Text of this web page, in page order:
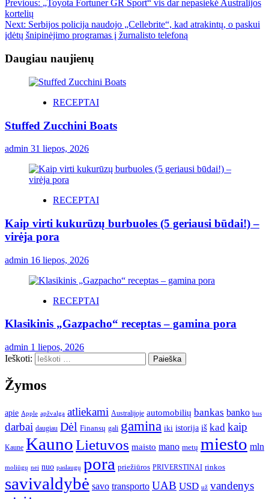
Previous: „Toyota Fortuner GR Sport“ vis dar nepasiekė Australijos
kortelių
Next: Serbijos policija naudojo „Cellebrite“, kad atrakintų, o paskui
įdėtų šnipinėjimo programas į žurnalisto telefoną
Daugiau naujienų
RECEPTAI
Stuffed Zucchini Boats
admin 31 liepos, 2026
RECEPTAI
Kaip virti kukurūzų burbuoles (5 geriausi būdai!) –
virėja pora
admin 16 liepos, 2026
RECEPTAI
Klasikinis „Gazpacho“ receptas – gamina pora
admin 1 liepos, 2026
Ieškoti:
Žymos
apie Apple apžvalga atliekami Australijoje automobilių bankas banko bus
darbai daugiau Dėl Finansų gali gamina iki istorija iš kad kaip
Kaune KaunoLietuvos maisto mano metų miesto mln
moliūgų nei nuo paslaugų pora priežiūros PRIVERSTINAI rinkos
savivaldybė savo transporto UAB USD už vandenys